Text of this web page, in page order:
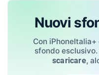
Nuovi
Con
sfondo
scaricare,